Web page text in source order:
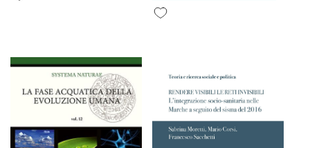
Aggiungi alla lista desideri